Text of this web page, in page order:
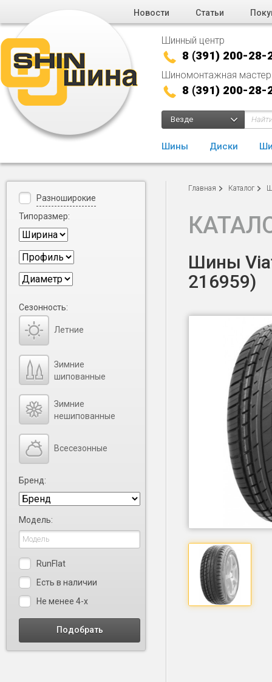
Новости Статьи
Шинный центр
8 (391) 200-28-
Шиномонтажная
8 (391) 200-28-
Везде
Шины Диски
Главная Каталог
Шины
216959)
Разноширокие
Типоразмер:
Сезонность:
Летние
Зимние
шипованные
Зимние
нешипованные
Всесезонные
Бренд:
Модель:
RunFlat
Есть в наличии
Не менее 4-х